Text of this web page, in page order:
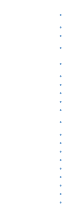
•
•
•
•
•
•
•
•
•
•
•
•
•
•
•
•
•
•
•
•